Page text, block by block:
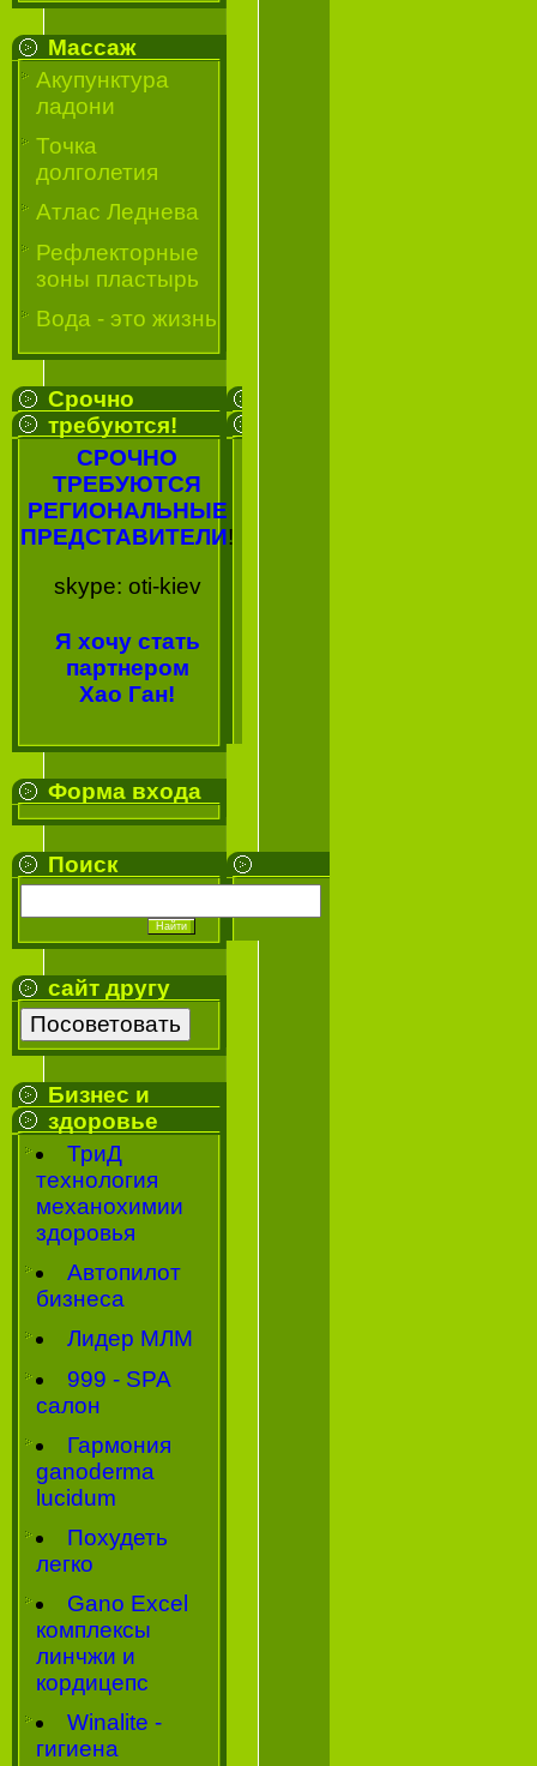
Массаж
Акупунктура
ладони
Точка
долголетия
Атлас Леднева
Рефлекторные
зоны пластырь
Вода - это жизнь
Срочно
требуются!
СРОЧНО
ТРЕБУЮТСЯ
РЕГИОНАЛЬНЫЕ
ПРЕДСТАВИТЕЛИ!
skype: oti-kiev
Я хочу стать
партнером
Хао Ган!
Форма входа
Поиск
сайт другу
Бизнес и
здоровье
ТриД
технология
механохимии
здоровья
Автопилот
бизнеса
Лидер МЛМ
999 - SPA
салон
Гармония
ganoderma
lucidum
Похудеть
легко
Gano Excel
комплексы
линчжи и
кордицепс
Winalite -
гигиена